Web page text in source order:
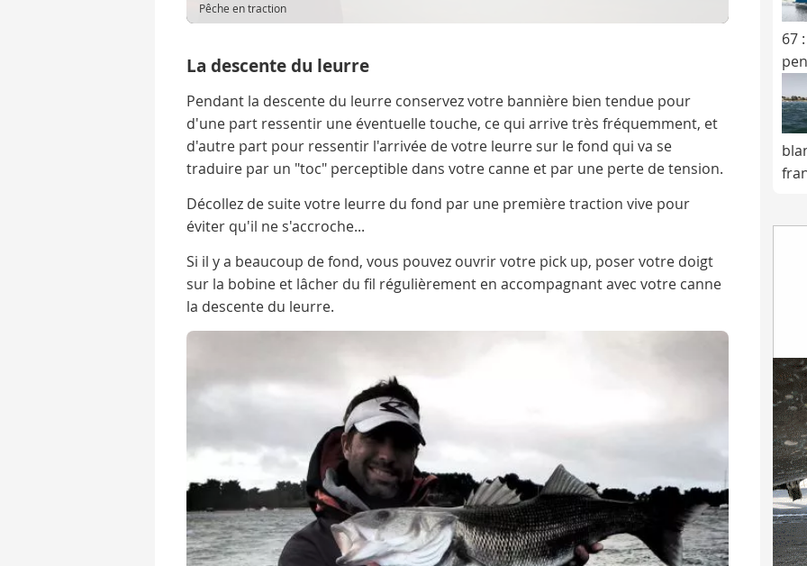
Pêche en traction
La descente du leurre
Pendant la descente du leurre conservez votre bannière bien tendue pour
d'une part ressentir une éventuelle touche, ce qui arrive très fréquemment, et
d'autre part pour ressentir l'arrivée de votre leurre sur le fond qui va se
traduire par un "toc" perceptible dans votre canne et par une perte de tension.
Décollez de suite votre leurre du fond par une première traction vive pour
éviter qu'il ne s'accroche...
Si il y a beaucoup de fond, vous pouvez ouvrir votre pick up, poser votre doigt
sur la bobine et lâcher du fil régulièrement en accompagnant avec votre canne
la descente du leurre.
67